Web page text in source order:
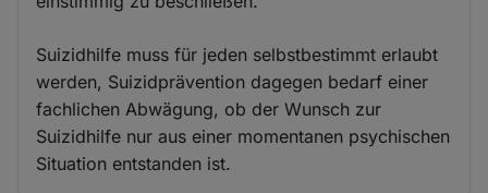
Suizidhilfe muss für jeden selbstbestimmt erlaubt
werden, Suizidprävention dagegen bedarf einer
fachlichen Abwägung, ob der Wunsch zur
Suizidhilfe nur aus einer momentanen psychischen
Situation entstanden ist.